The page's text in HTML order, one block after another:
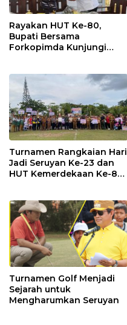
Rayakan HUT Ke-80,
Bupati Bersama
Forkopimda Kunjungi
Turnamen Rangkaian Hari
Jadi Seruyan Ke-23 dan
HUT Kemerdekaan Ke-80
Turnamen Golf Menjadi
Sejarah untuk
Mengharumkan Seruyan